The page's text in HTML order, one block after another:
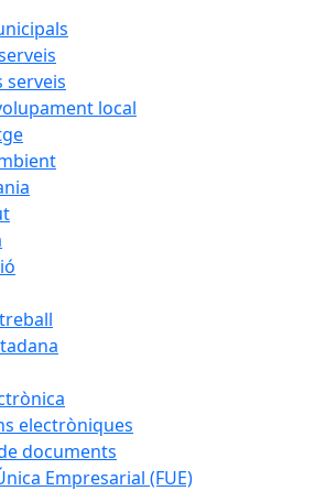
serveis
local
electròniques
documents
Empresarial (FUE)